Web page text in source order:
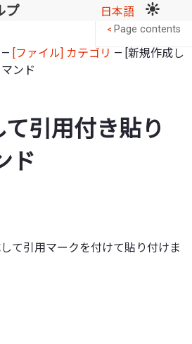
プ 日本語
— [ファイル] カテゴリ — [新規作成し
ンド
て引用付き貼り
ド
て引用マークを付けて貼り付けま
< Page contents